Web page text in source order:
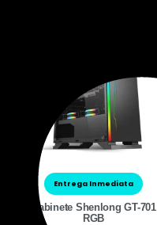
Entrega Inmediata
Gabinete Shenlong GT-701
RGB